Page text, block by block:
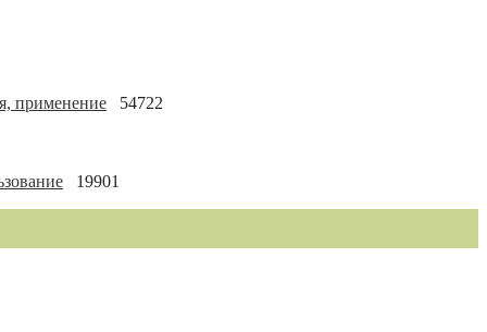
применение
54722
19901